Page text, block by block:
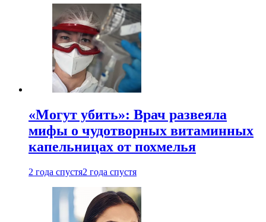
«Могут убить»: Врач развеяла
мифы о чудотворных витаминных
капельницах от похмелья
2 года спустя2 года спустя